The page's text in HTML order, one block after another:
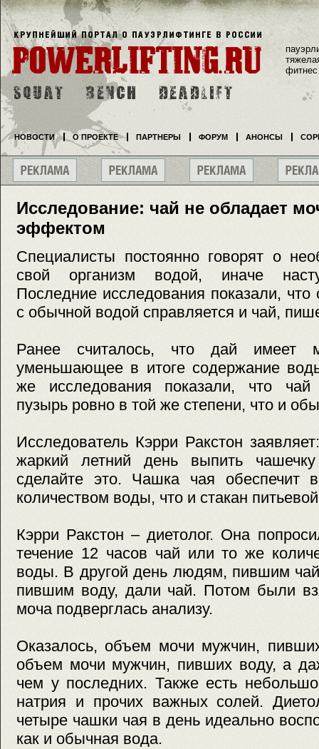
Исследование: чай не обладает
эффектом
Специалисты постоянно говорят о
свой организм водой, иначе
Последние исследования показали, что
с обычной водой справляется и чай,
Ранее считалось, что дай имеет
уменьшающее в итоге содержание
же исследования показали, что чай
пузырь ровно в той же степени, что и
Исследователь Кэрри Ракстон
жаркий летний день выпить
сделайте это. Чашка чая обеспечит
количеством воды, что и стакан
Кэрри Ракстон – диетолог. Она
течение 12 часов чай или то же
воды. В другой день людям, пившим
пившим воду, дали чай. Потом были
моча подверглась анализу.
Оказалось, объем мочи мужчин,
объем мочи мужчин, пивших воду, а
чем у последних. Также есть
натрия и прочих важных солей.
четыре чашки чая в день идеально
как и обычная вода.
фитнес
НОВОСТИ О ПРОЕКТЕ ПАРТНЕРЫ ФОРУМ АНОНСЫ